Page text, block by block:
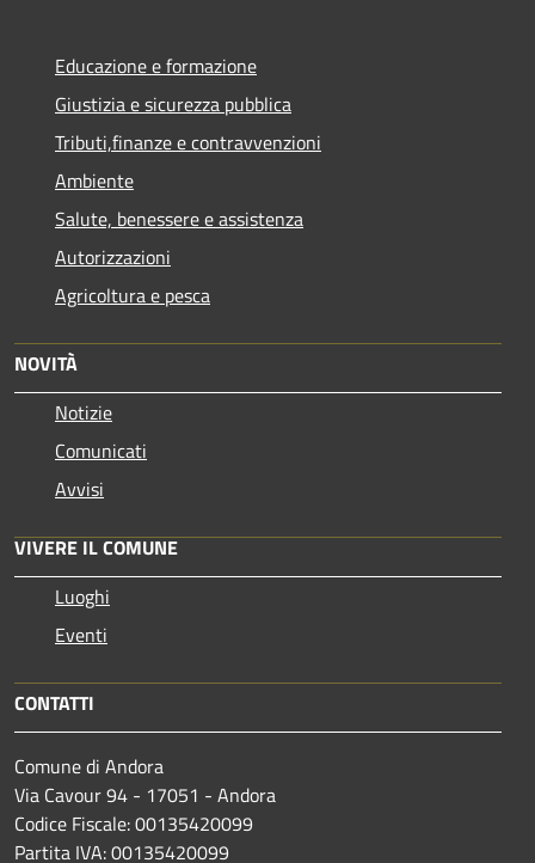
Educazione e formazione
Giustizia e sicurezza pubblica
Tributi,finanze e contravvenzioni
Ambiente
Salute, benessere e assistenza
Autorizzazioni
Agricoltura e pesca
NOVITÀ
Notizie
Comunicati
Avvisi
VIVERE IL COMUNE
Luoghi
Eventi
CONTATTI
Comune di Andora
Via Cavour 94 - 17051 - Andora
Codice Fiscale: 00135420099
Partita IVA: 00135420099